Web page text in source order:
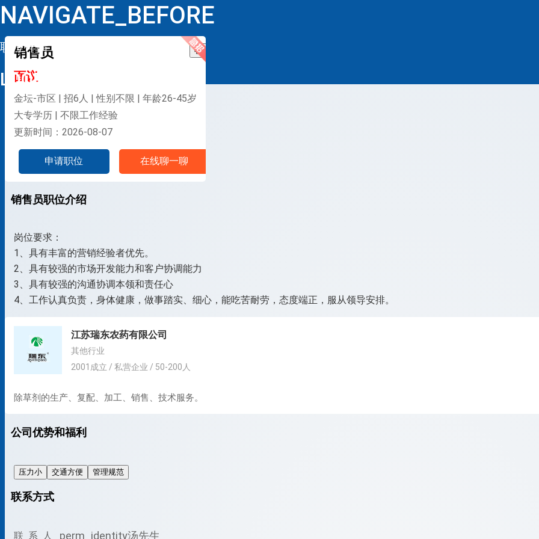
NAVIGATE_BEFORE
职位详情
LOOP
销售员 收藏
面议
金坛-市区 | 招6人 | 性别不限 | 年龄26-45岁
大专学历 | 不限工作经验
更新时间：2026-08-07
申请职位 在线聊一聊
销售员职位介绍
岗位要求：
1、具有丰富的营销经验者优先。
2、具有较强的市场开发能力和客户协调能力
3、具有较强的沟通协调本领和责任心
4、工作认真负责，身体健康，做事踏实、细心，能吃苦耐劳，态度端正，服从领导安排。
江苏瑞东农药有限公司
其他行业
2001成立 / 私营企业 / 50-200人
除草剂的生产、复配、加工、销售、技术服务。
公司优势和福利
压力小 交通方便 管理规范
联系方式
联 系 人 perm_identity汤先生